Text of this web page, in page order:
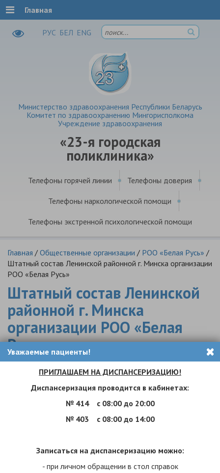
РУC БЕЛ ENG
Министерство здравоохранения Республики Беларусь
Комитет по здравоохранению Мингорисполкома
Учреждение здравоохранения
«23-я городская
поликлиника»
Главная
Телефоны горячей линии Телефоны доверия
Телефоны наркологической помощи
Телефоны экстренной психологической помощи
Главная / Общественные организации / РОО «Белая Русь» /
Штатный состав Ленинской районной г. Минска организации
РОО «Белая Русь»
Штатный состав Ленинской
районной г. Минска
организации РОО «Белая
Русь»
Уважаемые пациенты!
ПРИГЛАШАЕМ НА ДИСПАНСЕРИЗАЦИЮ!
Диспансеризация проводится в кабинетах:
№ 414 с 08:00 до 20:00
№ 403 с 08:00 до 14:00
Записаться на диспансеризацию можно:
- при личном обращении в стол справок